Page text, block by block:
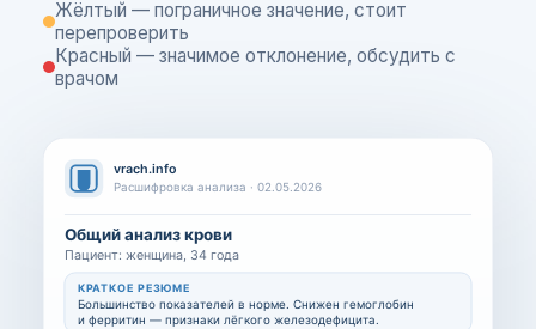
Жёлтый — пограничное значение, стоит
перепроверить
Красный — значимое отклонение, обсудить с
врачом
vrach.info
Расшифровка анализа · 02.05.2026
Общий анализ крови
Пациент: женщина, 34 года
КРАТКОЕ РЕЗЮМЕ
Большинство показателей в норме. Снижен гемоглобин
и ферритин — признаки лёгкого железодефицита.